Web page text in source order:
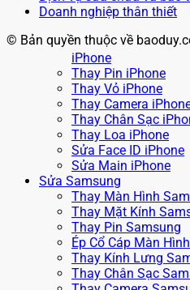
Doanh nghiệp thân thiết
© Bản quyền thuộc về
iPhone
Thay Pin iPhone
Thay Vỏ iPhone
Thay Camera
Thay Chân Sạc
Thay Loa iPhone
Sửa Face ID iPhone
Sửa Main iPhone
Sửa Samsung
Thay Màn Hình
Thay Mặt Kính
Thay Pin Samsung
Ép Cổ Cáp Màn
Thay Kính Lưng
Thay Chân Sạc